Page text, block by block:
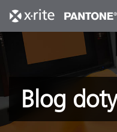
Blog